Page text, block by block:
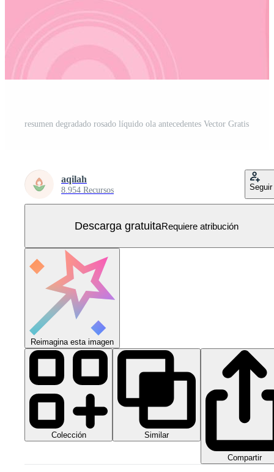
resumen degradado rosado líquido ola antecedentes Vector Gratis
aqilah
8.954 Recursos Seguir
Descarga gratuitaRequiere atribución
Reimagina esta imagen
Colección Similar
Compartir